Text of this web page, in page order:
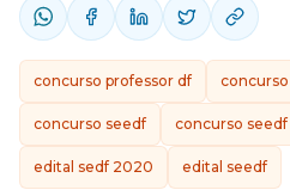
concurso professor df
concurso seedf concurso
edital sedf 2020 edital seedf